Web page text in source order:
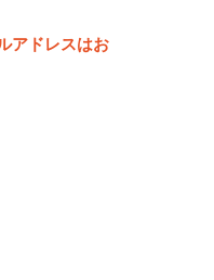
アドレスはお